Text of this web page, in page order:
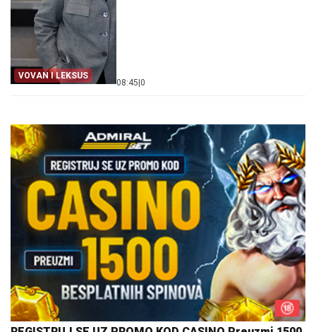
VOVAN I LEKSUS
08:45 0